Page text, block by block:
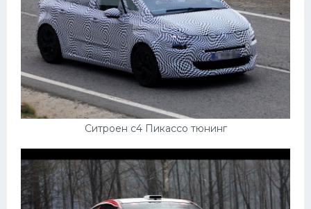
Ситроен с4 Пикассо тюнинг